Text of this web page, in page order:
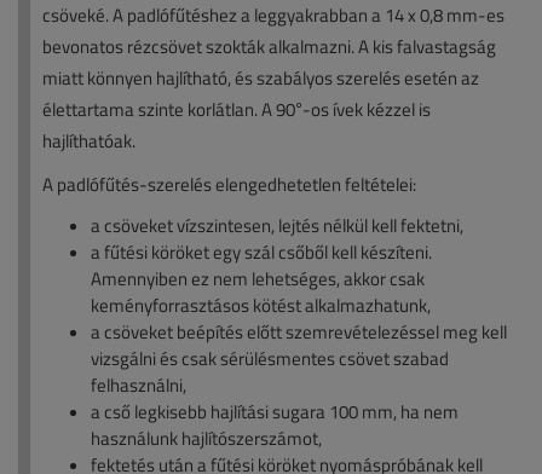
csöveké. A padlófűtéshez a leggyakrabban a 14 x 0,8 mm-es
bevonatos rézcsövet szokták alkalmazni. A kis falvastagság
miatt könnyen hajlítható, és szabályos szerelés esetén az
élettartama szinte korlátlan. A 90°-os ívek kézzel is
hajlíthatóak.
A padlófűtés-szerelés elengedhetetlen feltételei:
a csöveket vízszintesen, lejtés nélkül kell fektetni,
a fűtési köröket egy szál csőből kell készíteni.
Amennyiben ez nem lehetséges, akkor csak
keményforrasztásos kötést alkalmazhatunk,
a csöveket beépítés előtt szemrevételezéssel meg kell
vizsgálni és csak sérülésmentes csövet szabad
felhasználni,
a cső legkisebb hajlítási sugara 100 mm, ha nem
használunk hajlítószerszámot,
fektetés után a fűtési köröket nyomáspróbának kell